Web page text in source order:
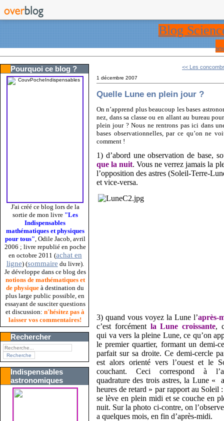
Blog
Pourquoi ce blog ?
J'ai créé ce blog lors de la
sortie de mon livre "Les
Indispensables
mathématiques et physiques
pour tous", Odile Jacob, avril
2006 ; livre republié en poche
en octobre 2011 (achat en
ligne) (sommaire du livre).
Je développe dans ce blog des
notions de mathématiques et
de physique à destination du
plus large public possible, en
essayant de susciter questions
et discussion: n'hésitez pas à
laisser vos commentaires!
Rechercher
Indispensables
astronomiques
<< Les
1 décembre 2007
Quelle Lune en plein jour ?
On n’apprend plus beaucoup les bases
nez, dans sa classe ou en allant au bureau
plein jour ? Nous ne rentrons pas ici dans
bases observationnelles, par ce qu’on ne
comment !
1) d’abord une observation de base,
que la nuit. Vous ne verrez jamais la
l’opposition des astres (Soleil-Terre-
et vice-versa.
3) quand vous voyez la Lune l’après-
c’est forcément la Lune croissante,
qui va vers la pleine Lune, ce qu’on
le premier quartier, formant un demi-
parfait sur sa droite. Ce demi-cercle
est alors orienté vers l’ouest et le
couchant. Ceci correspond à
quadrature des trois astres, la Lune «
heures de retard » par rapport au Soleil
se lève en plein midi et se couche en
nuit. Sur la photo ci-contre, on
a quelques mois, en fin d’après-midi.